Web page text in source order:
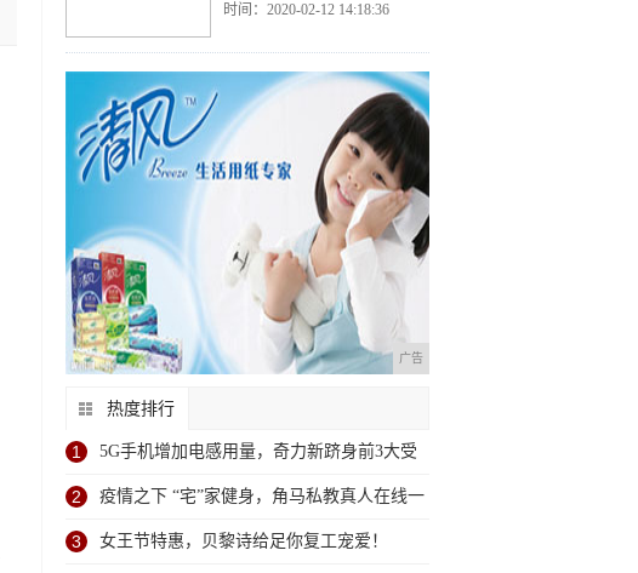
时间：2020-02-12 14:18:36
广告
热度排行
1 5G手机增加电感用量，奇力新跻身前3大受
益
2 疫情之下 “宅”家健身，角马私教真人在线一
3 女王节特惠，贝黎诗给足你复工宠爱！